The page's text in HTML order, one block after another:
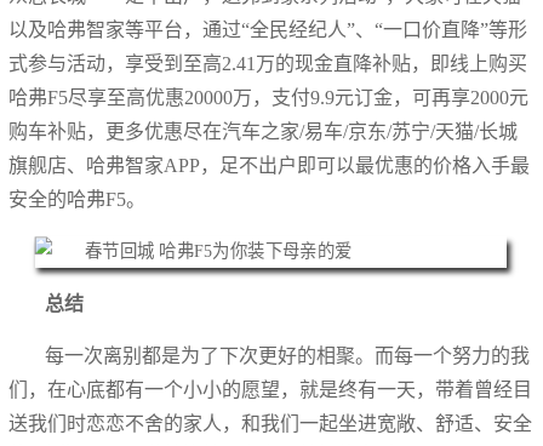
以及哈弗智家等平台，通过“全民经纪人”、“一口价直降”等形
式参与活动，享受到至高2.41万的现金直降补贴，即线上购买
哈弗F5尽享至高优惠20000万，支付9.9元订金，可再享2000元
购车补贴，更多优惠尽在汽车之家/易车/京东/苏宁/天猫/长城
旗舰店、哈弗智家APP，足不出户即可以最优惠的价格入手最
安全的哈弗F5。
总结
每一次离别都是为了下次更好的相聚。而每一个努力的我
们，在心底都有一个小小的愿望，就是终有一天，带着曾经目
送我们时恋恋不舍的家人，和我们一起坐进宽敞、舒适、安全